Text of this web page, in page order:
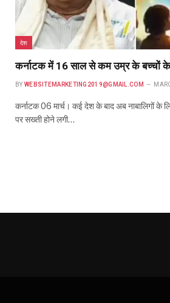
देश
कर्नाटक में 16 साल से कम उम्र के बच्चों के
BY WEBSITEMARKETING2019@GMAIL.COM
कर्नाटक 06 मार्च। कई देश के बाद अब नाबालिगों के
पर सख्ती होने लगी…